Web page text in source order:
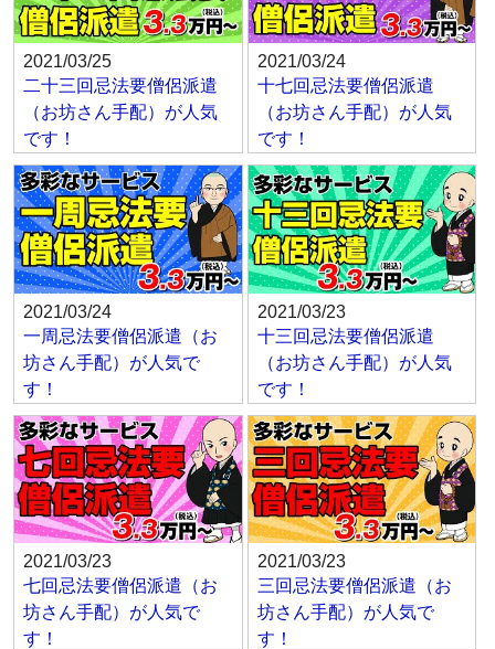
2021/03/25
二十三回忌法要僧侶派遣
（お坊さん手配）が人気
です！
2021/03/24
十七回忌法要僧侶派遣
（お坊さん手配）が人気
です！
2021/03/24
一周忌法要僧侶派遣（お
坊さん手配）が人気で
す！
2021/03/23
十三回忌法要僧侶派遣
（お坊さん手配）が人気
です！
2021/03/23
七回忌法要僧侶派遣（お
坊さん手配）が人気で
す！
2021/03/23
三回忌法要僧侶派遣（お
坊さん手配）が人気で
す！